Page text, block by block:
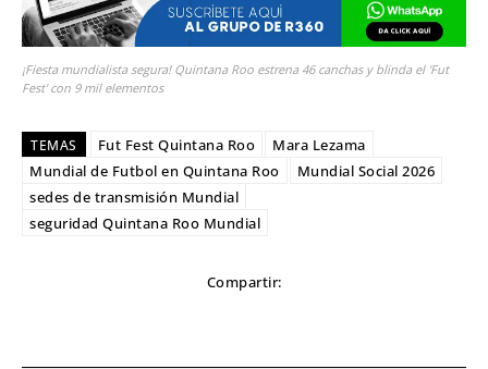
¡Fiesta mundialista segura! Quintana Roo estrena 46 canchas y blinda el 'Fut
Fest' con 9 mil elementos
TEMAS Fut Fest Quintana Roo
Mara Lezama
Mundial de Futbol en Quintana Roo
Mundial Social 2026
sedes de transmisión Mundial
seguridad Quintana Roo Mundial
Compartir: